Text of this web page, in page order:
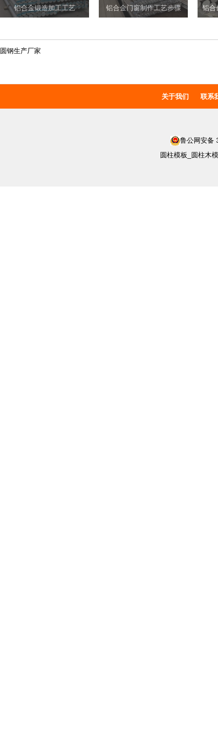
铝合金锻造加工工艺 铝合金门窗制作工艺步骤
圆钢生产厂家
关于我们 联系
鲁公网安备
圆柱模板_圆柱木